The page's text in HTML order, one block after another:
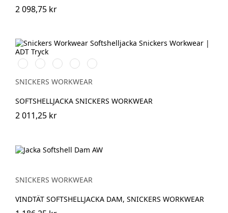
2 098,75 kr
Stålgrå/Svart
Svart/Svart
Marinblå/Svart
Skogsgrön/svart
Äkta
blå/Svart
SNICKERS WORKWEAR
SOFTSHELLJACKA SNICKERS WORKWEAR
2 011,25 kr
SNICKERS WORKWEAR
VINDTÄT SOFTSHELLJACKA DAM, SNICKERS WORKWEAR